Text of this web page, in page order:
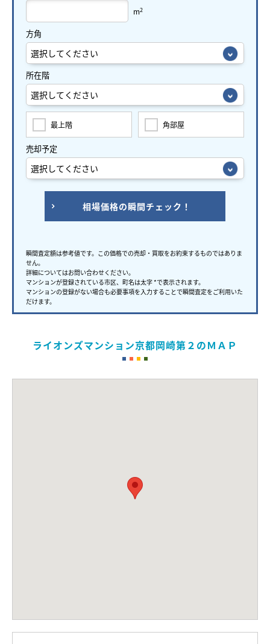
m2
方角
所在階
最上階 角部屋
売却予定
相場価格の瞬間チェック！
瞬間査定額は参考値です。この価格での売却・買取をお約束するものではありま
せん。
詳細についてはお問い合わせください。
マンションが登録されている市区、町名は太字 *で表示されます。
マンションの登録がない場合も必要事項を入力することで瞬間査定をご利用いた
だけます。
ライオンズマンション京都岡崎第２のＭＡＰ